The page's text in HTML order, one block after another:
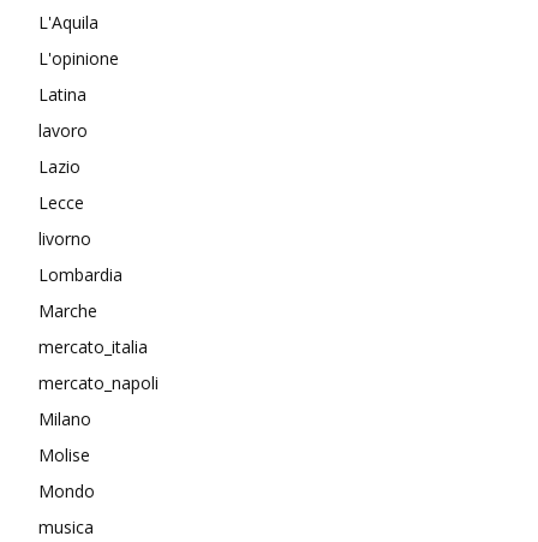
L'Aquila
L'opinione
Latina
lavoro
Lazio
Lecce
livorno
Lombardia
Marche
mercato_italia
mercato_napoli
Milano
Molise
Mondo
musica